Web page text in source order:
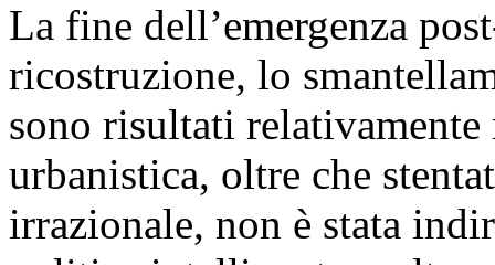
La fine dell’emergenza
ricostruzione, lo
sono risultati
urbanistica, oltre che
irrazionale, non è stata